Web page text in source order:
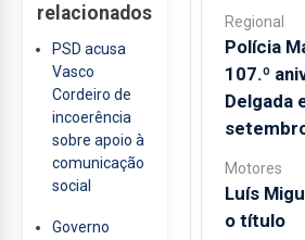
relacionados
PSD acusa
Vasco
Cordeiro de
incoerência
sobre apoio à
comunicação
social
Governo
Regional
Polícia
107.º
Delgada
Motores
Luís
o título